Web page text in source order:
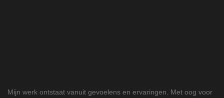
Mijn werk ontstaat vanuit gevoelens en ervaringen. Met oog voor